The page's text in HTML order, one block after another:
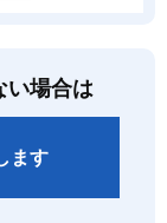
い場合は
ます